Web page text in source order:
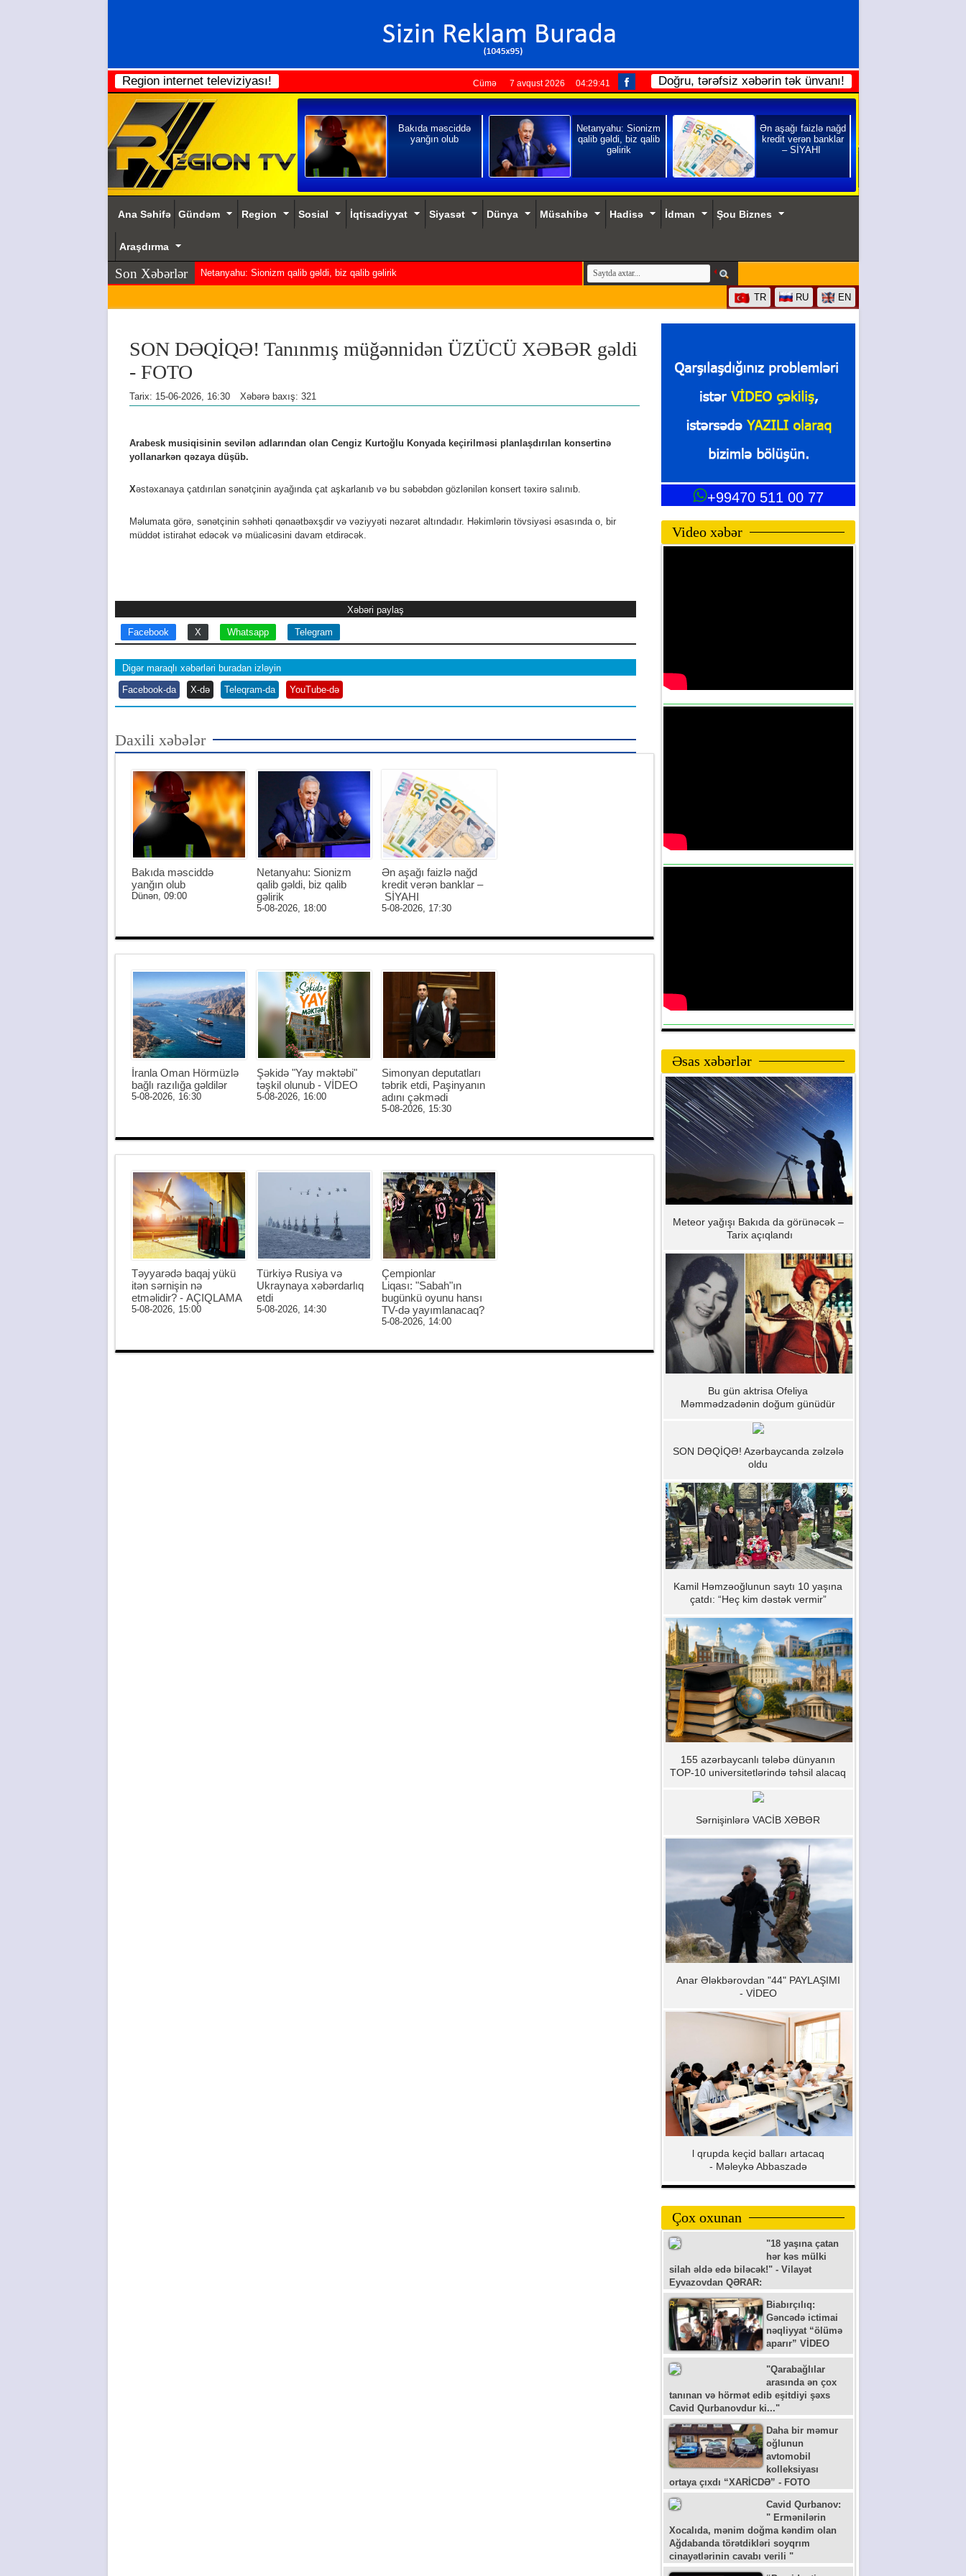
Region internet televiziyası! Cümə 7 avqust 2026 04:29:42 Doğru, tərəfsiz xəbərin tək ünvanı!
Bakıda məsciddə
yanğın olub
Netanyahu: Sionizm
qalib gəldi, biz qalib
gəlirik
Ən aşağı faizlə nağd
kredit verən banklar
– SİYAHI
Ana Səhifə Gündəm Region Sosial İqtisadiyyat Siyasət Dünya Müsahibə Hadisə İdman Şou Biznes
Araşdırma
Son Xəbərlər Netanyahu: Sionizm qalib gəldi, biz qalib gəlirik
TR RU EN
SON DƏQİQƏ! Tanınmış müğənnidən ÜZÜCÜ XƏBƏR gəldi
- FOTO
Tarix: 15-06-2026, 16:30 Xəbərə baxış: 321
Arabesk musiqisinin sevilən adlarından olan Cengiz Kurtoğlu Konyada keçirilməsi planlaşdırılan konsertinə
yollanarkən qəzaya düşüb.
Xəstəxanaya çatdırılan sənətçinin ayağında çat aşkarlanıb və bu səbəbdən gözlənilən konsert təxirə salınıb.
Məlumata görə, sənətçinin səhhəti qənaətbəxşdir və vəziyyəti nəzarət altındadır. Həkimlərin tövsiyəsi əsasında o, bir
müddət istirahət edəcək və müalicəsini davam etdirəcək.
Xəbəri paylaş
Facebook X Whatsapp Telegram
Digər maraqlı xəbərləri buradan izləyin
Facebook-da
X-də Teleqram-da YouTube-də
Daxili xəbələr
Bakıda məsciddə
yanğın olub
Dünən, 09:00
Netanyahu: Sionizm
qalib gəldi, biz qalib
gəlirik
5-08-2026, 18:00
Ən aşağı faizlə nağd
kredit verən banklar –
SİYAHI
5-08-2026, 17:30
İranla Oman Hörmüzlə
bağlı razılığa gəldilər
5-08-2026, 16:30
Şəkidə "Yay məktəbi"
təşkil olunub - VİDEO
5-08-2026, 16:00
Simonyan deputatları
təbrik etdi, Paşinyanın
adını çəkmədi
5-08-2026, 15:30
Təyyarədə baqaj yükü
itən sərnişin nə
etməlidir? - AÇIQLAMA
5-08-2026, 15:00
Türkiyə Rusiya və
Ukraynaya xəbərdarlıq
etdi
5-08-2026, 14:30
Çempionlar
Liqası: "Sabah"ın
bugünkü oyunu hansı
TV-də yayımlanacaq?
5-08-2026, 14:00
+99470 511 00 77
Video xəbər
Əsas xəbərlər
Meteor yağışı Bakıda da görünəcək –
Tarix açıqlandı
Bu gün aktrisa Ofeliya
Məmmədzadənin doğum günüdür
SON DƏQİQƏ! Azərbaycanda zəlzələ
oldu
Kamil Həmzəoğlunun saytı 10 yaşına
çatdı: “Heç kim dəstək vermir”
155 azərbaycanlı tələbə dünyanın
TOP-10 universitetlərində təhsil alacaq
Sərnişinlərə VACİB XƏBƏR
Anar Ələkbərovdan "44" PAYLAŞIMI
- VİDEO
l qrupda keçid balları artacaq
- Məleykə Abbaszadə
Çox oxunan
"18 yaşına çatan
hər kəs mülki
silah əldə edə biləcək!" - Vilayət
Eyvazovdan QƏRAR:
Biabırçılıq:
Gəncədə ictimai
nəqliyyat “ölümə
aparır” VİDEO
"Qarabağlılar
arasında ən çox
tanınan və hörmət edib eşitdiyi şəxs
Cavid Qurbanovdur ki..."
Daha bir məmur
oğlunun
avtomobil
kolleksiyası
ortaya çıxdı “XARİCDƏ” - FOTO
Cavid Qurbanov:
" Ermənilərin
Xocalıda, mənim doğma kəndim olan
Ağdabanda törətdikləri soyqrım
cinayətlərinin cavabı verili "